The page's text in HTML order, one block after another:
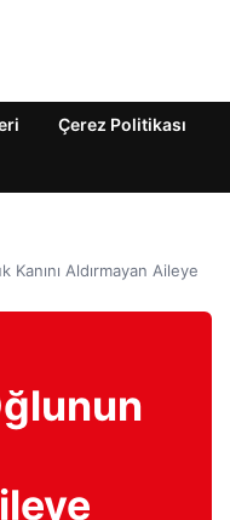
Çerez Politikası
Aldırmayan Aileye